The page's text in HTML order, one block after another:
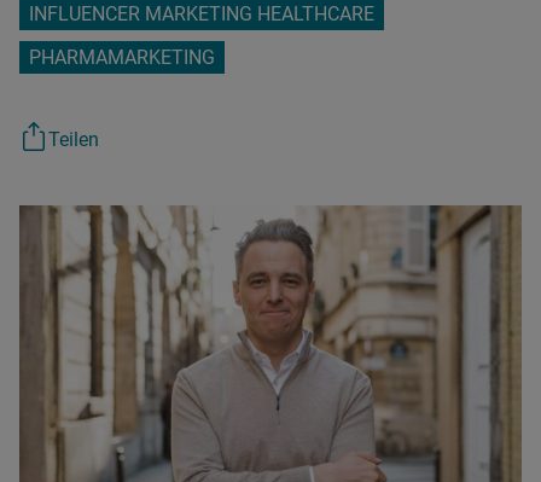
INFLUENCER MARKETING HEALTHCARE
PHARMAMARKETING
Teilen